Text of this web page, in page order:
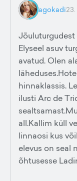
agokadi
Elyseel asuv
avatud. Olen
hinnaklassis.
ilusti Arc de
all.Kallim küll
linnaosi kus
elevus on seal
õhtusesse